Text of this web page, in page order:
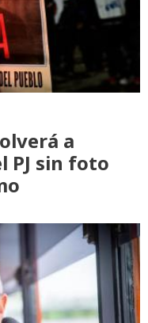
a
PJ sin foto